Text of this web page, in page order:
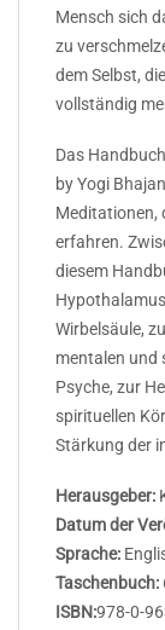
Mensch sich
zu
dem Selbst,
vollständig
Das
by Yogi
Meditationen,
erfahren.
diesem
Wirbelsäule,
mentalen und
Psyche, zur
spirituellen
Stärkung der
Herausgeber:
Datum der
Sprache:
Taschenbuch:
ISBN:978-0-